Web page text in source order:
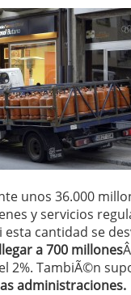
unos 36.000
y servicios
esta cantidad se
a 700 millones
2%. TambiÃ©n
administraciones.